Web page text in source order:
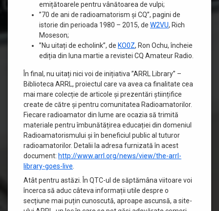
emițătoarele pentru vânătoarea de vulpi;
”70 de ani de radioamatorism și CQ”, pagini de
istorie din perioada 1980 – 2015, de W2VU, Rich
Moseson;
”Nu uitați de echolink”, de KO0Z, Ron Ochu, încheie
ediția din luna martie a revistei CQ Amateur Radio.
În final, nu uitați nici voi de inițiativa ”ARRL Library” –
Biblioteca ARRL, proiectul care va avea ca finalitate cea
mai mare colecție de articole și prezentări științifice
create de către și pentru comunitatea Radioamatorilor.
Fiecare radioamator din lume are ocazia să trimită
materiale pentru îmbunătățirea educației din domeniul
Radioamatorismului și în beneficiul public al tuturor
radioamatorilor. Detalii la adresa furnizată în acest
document: http://www.arrl.org/news/view/the-arrl-
library-goes-live
Atât pentru astăzi. În QTC-ul de săptămâna viitoare voi
încerca să aduc câteva informații utile despre o
secțiune mai puțin cunoscută, aproape ascunsă, a site-